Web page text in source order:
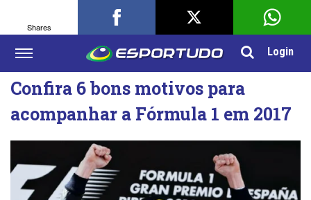
Login
Confira 6 bons motivos para
acompanhar a Fórmula 1 em 2017
Shares